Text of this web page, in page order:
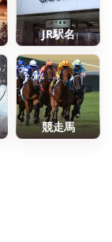
JR駅名
競走馬